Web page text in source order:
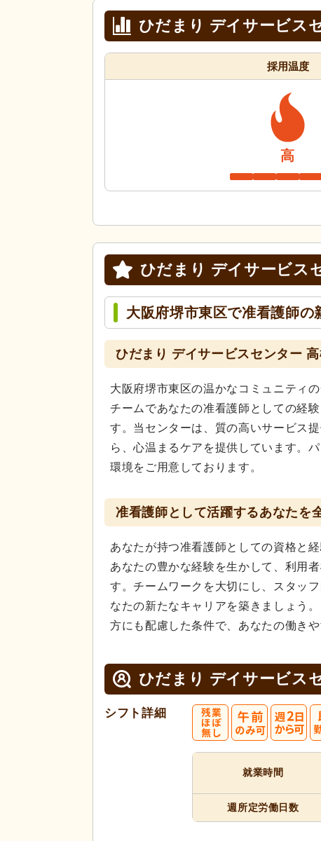
ひだまり デイサービス
採用温度
高
ひだまり デイサービス
大阪府堺市東区で准看護師の
ひだまり デイサービスセンター
大阪府堺市東区の温かなコミュニティ
チームであなたの准看護師としての経
す。当センターは、質の高いサービス
ら、心温まるケアを提供しています。
環境をご用意しております。
准看護師として活躍するあなたを
あなたが持つ准看護師としての資格と
あなたの豊かな経験を生かして、利用
す。チームワークを大切にし、スタッ
なたの新たなキャリアを築きましょう
方にも配慮した条件で、あなたの働き
ひだまり デイサービス
シフト詳細
就業時間
週所定労働日数